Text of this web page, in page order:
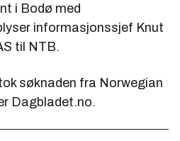
i Bodø med
informasjonssjef Knut
til NTB.
søknaden fra Norwegian
Dagbladet.no.